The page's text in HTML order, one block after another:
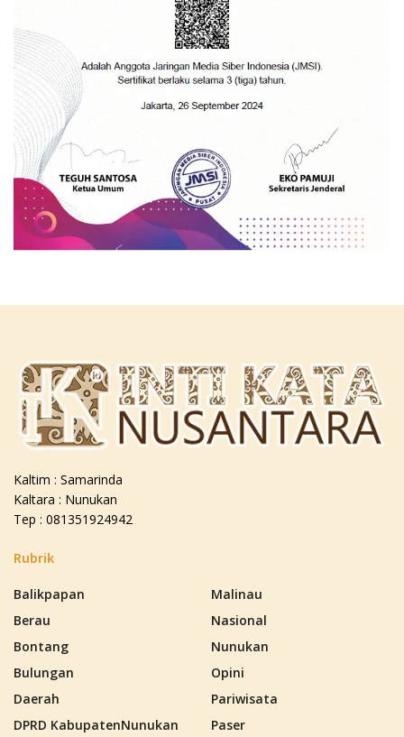
Kaltim : Samarinda
Kaltara : Nunukan
Tep : 081351924942
Rubrik
Balikpapan
Berau
Bontang
Bulungan
Daerah
DPRD KabupatenNunukan
Malinau
Nasional
Nunukan
Opini
Pariwisata
Paser